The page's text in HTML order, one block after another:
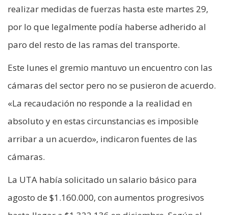
realizar medidas de fuerzas hasta este martes 29,
por lo que legalmente podía haberse adherido al
paro del resto de las ramas del transporte.
Este lunes el gremio mantuvo un encuentro con las
cámaras del sector pero no se pusieron de acuerdo.
«La recaudación no responde a la realidad en
absoluto y en estas circunstancias es imposible
arribar a un acuerdo», indicaron fuentes de las
cámaras.
La UTA había solicitado un salario básico para
agosto de $1.160.000, con aumentos progresivos